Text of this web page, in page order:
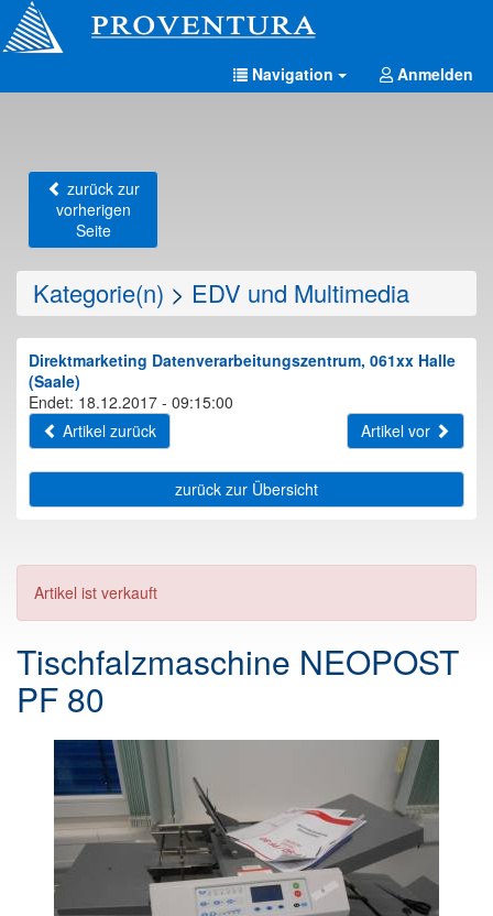
Navigation Anmelden
zurück zur
vorherigen
Seite
Kategorie(n) > EDV und Multimedia
Direktmarketing Datenverarbeitungszentrum, 061xx Halle
(Saale)
Endet: 18.12.2017 - 09:15:00
Artikel zurück
Artikel vor
zurück zur Übersicht
Artikel ist verkauft
Tischfalzmaschine NEOPOST
PF 80